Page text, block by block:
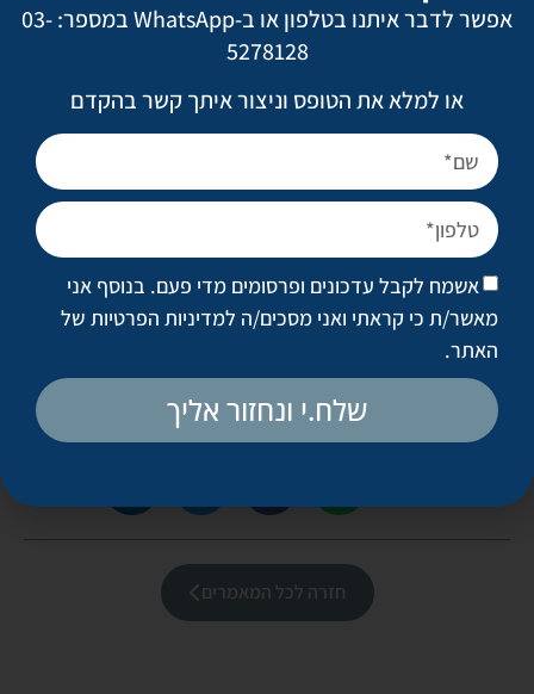
התמצק עוד קצת ומבחינתי, אין דרך טובה מזו להתחיל את היום! אין
לי ספק שעשיתי את הדבר הנכון – הביטחון העצמי שלי השתפר ואני
לפני ואחרי
בהמשך לדבריה של ג', אין דרך טובה יותר להמחיש את התוצאות
הדרמתיות של שאיבת השומן הממוקדת בסנטר, ואת הניסיון
והמומחיות של פרופ' וינקלר בפרוצדורה, מאשר להציג בפניכם
התוצאות הדרמתיות בכבודן ובעצמן.
חזרה לכל המאמרים
אפשר לדבר איתנו בטלפון או ב-WhatsApp במספר: 03-
5278128
או למלא את הטופס וניצור איתך קשר בהקדם
אשמח לקבל עדכונים ופרסומים מדי פעם. בנוסף אני
מאשר/ת כי קראתי ואני מסכים/ה למדיניות הפרטיות של
האתר.
שלח.י ונחזור אליך